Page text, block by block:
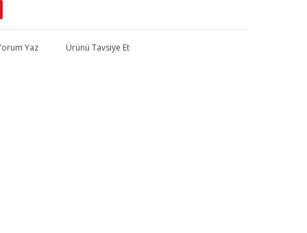
Yaz Ürünü Tavsiye Et